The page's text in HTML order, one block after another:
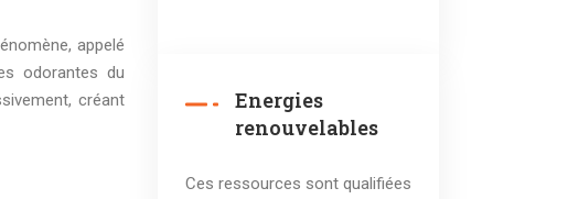
appelé
odorantes du
créant
Energies
renouvelables
Ces ressources sont qualifiées